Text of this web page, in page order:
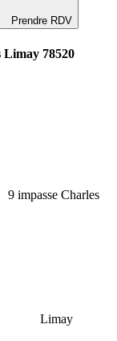
Prendre RDV
Limay 78520
9 impasse Charles
Limay